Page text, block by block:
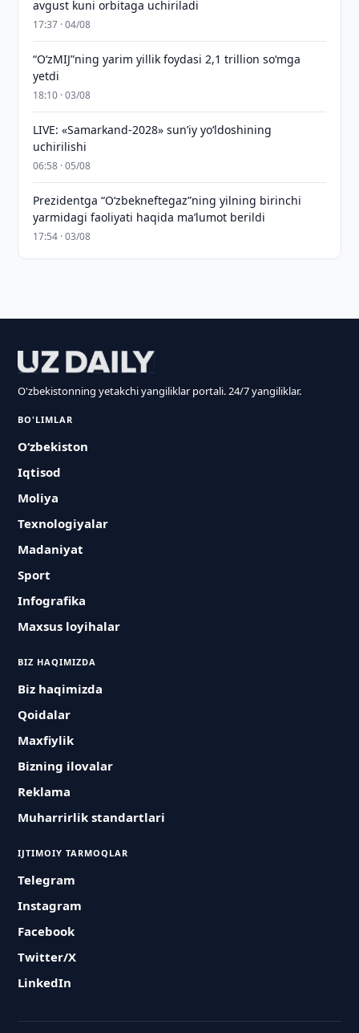
avgust kuni orbitaga uchiriladi
17:37 · 04/08
“O‘zMIJ”ning yarim yillik foydasi 2,1 trillion so‘mga
yetdi
18:10 · 03/08
LIVE: «Samarkand-2028» sun’iy yo‘ldoshining
uchirilishi
06:58 · 05/08
Prezidentga “Oʻzbekneftegaz”ning yilning birinchi
yarmidagi faoliyati haqida maʼlumot berildi
17:54 · 03/08
O'zbekistonning yetakchi yangiliklar portali. 24/7 yangiliklar.
BO'LIMLAR
O‘zbekiston
Iqtisod
Moliya
Texnologiyalar
Madaniyat
Sport
Infografika
Maxsus loyihalar
BIZ HAQIMIZDA
Biz haqimizda
Qoidalar
Maxfiylik
Bizning ilovalar
Reklama
Muharrirlik standartlari
IJTIMOIY TARMOQLAR
Telegram
Instagram
Facebook
Twitter/X
LinkedIn